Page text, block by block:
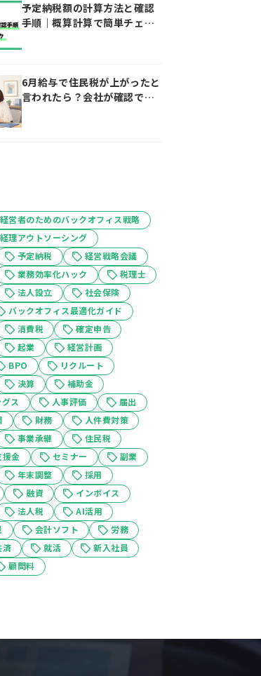
予定納税額の計算方法と確認
手順｜概算計算で簡単チェッ
6月給与で住民税が上がったと
言われたら？会社が確認でき
ること・できないこと
経営者のためのバックオフィス戦略
経理アウトソーシング
予定納税
経営戦略会議
業務効率化ハック
税理士
法人設立
社会保険
バックオフィス最適化ガイド
消費税
確定申告
起業
経営計画
BPO
リクルート
決算
補助金
ス
人事評価
届出
財務
人件費対策
事業承継
住民税
援金
セミナー
副業
年末調整
採用
融資
インボイス
法人税
AI活用
会計ソフト
労務
済
就活
新入社員
顧問料